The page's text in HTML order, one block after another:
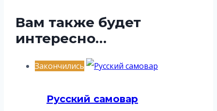
Вам также будет
интересно…
Закончились
Русский самовар